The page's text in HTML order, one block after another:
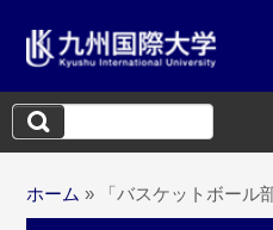
検
索:
ホーム » 「バスケットボー